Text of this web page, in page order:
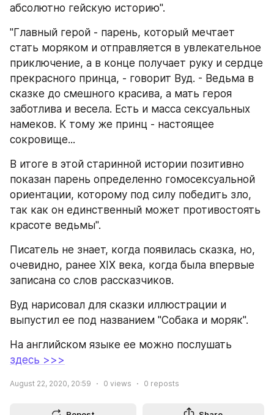
абсолютно гейскую историю".
"Главный герой - парень, который мечтает
стать моряком и отправляется в увлекательное
приключение, а в конце получает руку и сердце
прекрасного принца, - говорит Вуд. - Ведьма в
сказке до смешного красива, а мать героя
заботлива и весела. Есть и масса сексуальных
намеков. К тому же принц - настоящее
сокровище...
В итоге в этой старинной истории позитивно
показан парень определенно гомосексуальной
ориентации, которому под силу победить зло,
так как он единственный может противостоять
красоте ведьмы".
Писатель не знает, когда появилась сказка, но,
очевидно, ранее XIX века, когда была впервые
записана со слов рассказчиков.
Вуд нарисовал для сказки иллюстрации и
выпустил ее под названием "Собака и моряк".
здесь >>>
August 22, 2020, 20:59 0 views 0 reposts